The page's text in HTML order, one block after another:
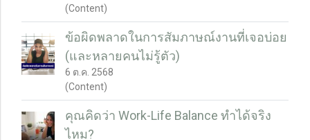
(Content)
ข้อผิดพลาดในการสัมภาษณ์งานที่เจอบ่อย
(และหลายคนไม่รู้ตัว)
6 ต.ค. 2568
(Content)
คุณคิดว่า Work-Life Balance ทำได้จริง
ไหม?